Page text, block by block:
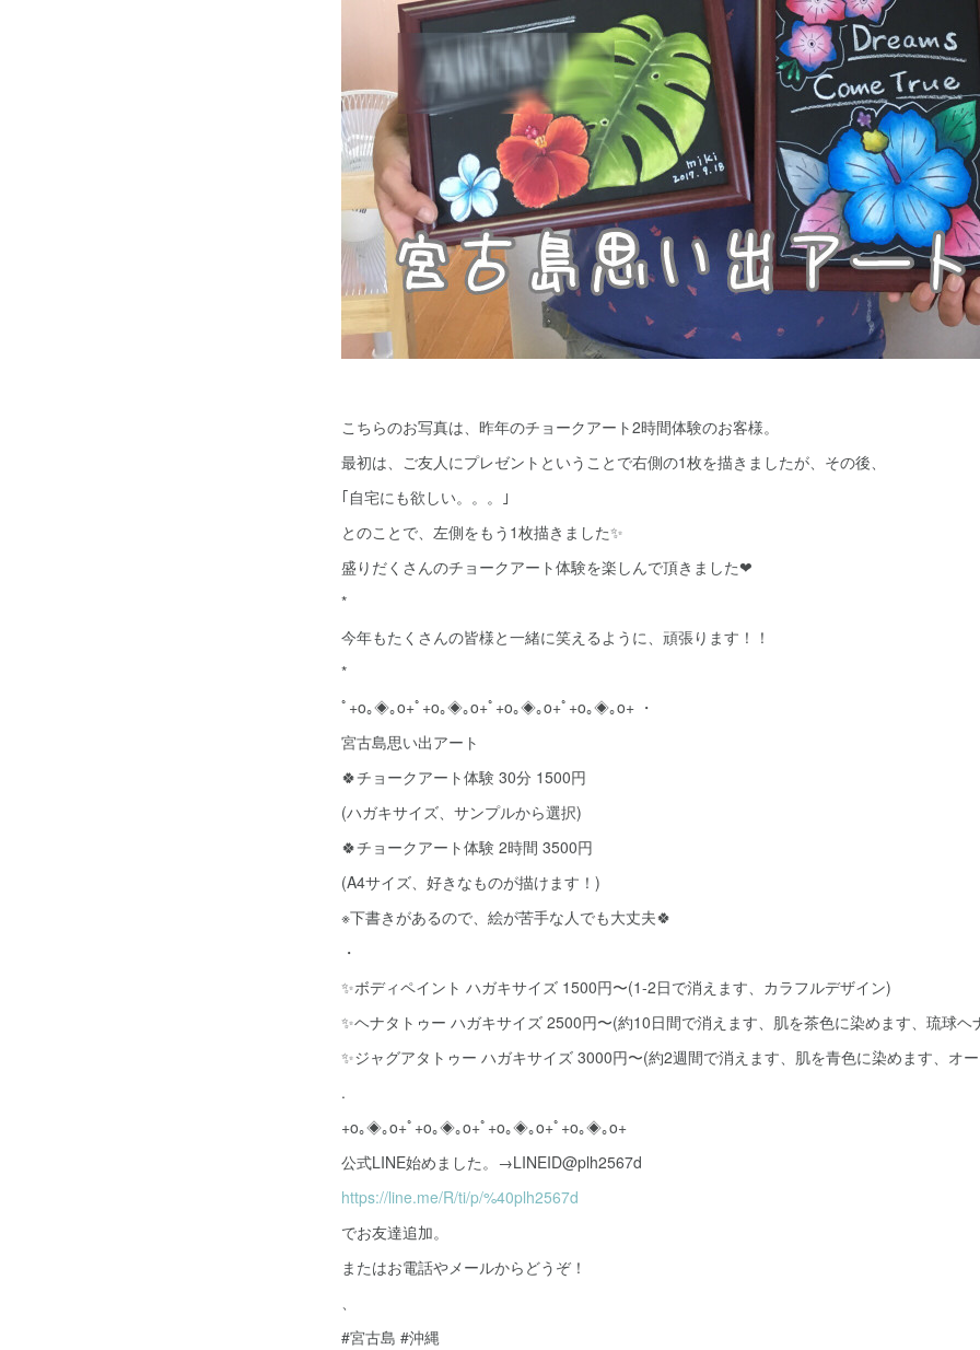
こちらのお写真は、昨年のチョークアート2時間体験のお客様。
最初は、ご友人にプレゼントということで右側の1枚を描きましたが、その後、
｢自宅にも欲しい。。。｣
とのことで、左側をもう1枚描きました✨
盛りだくさんのチョークアート体験を楽しんで頂きました❤
*
今年もたくさんの皆様と一緒に笑えるように、頑張ります！！
*
ﾟ+o｡◈｡o+ﾟ+o｡◈｡o+ﾟ+o｡◈｡o+ﾟ+o｡◈｡o+ ・
宮古島思い出アート
🍀チョークアート体験 30分 1500円
(ハガキサイズ、サンプルから選択)
🍀チョークアート体験 2時間 3500円
(A4サイズ、好きなものが描けます！)
※下書きがあるので、絵が苦手な人でも大丈夫🍀
・
✨ボディペイント ハガキサイズ 1500円〜(1-2日で消えます、カラフルデザイン)
✨ヘナタトゥー ハガキサイズ 2500円〜(約10日間で消えます、肌を茶色に染めます、琉球ヘ
✨ジャグアタトゥー ハガキサイズ 3000円〜(約2週間で消えます、肌を青色に染めます、オ
.
+o｡◈｡o+ﾟ+o｡◈｡o+ﾟ+o｡◈｡o+ﾟ+o｡◈｡o+
公式LINE始めました。→LINEID@plh2567d
https://line.me/R/ti/p/%40plh2567d
でお友達追加。
またはお電話やメールからどうぞ！
、
#宮古島 #沖縄